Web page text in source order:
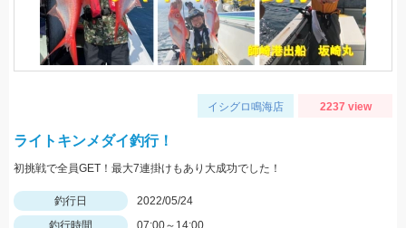
イシグロ鳴海店 2237 view
ライトキンメダイ釣行！
初挑戦で全員GET！最大7連掛けもあり大成功でした！
釣行日
2022/05/24
釣行時間
07:00～14:00